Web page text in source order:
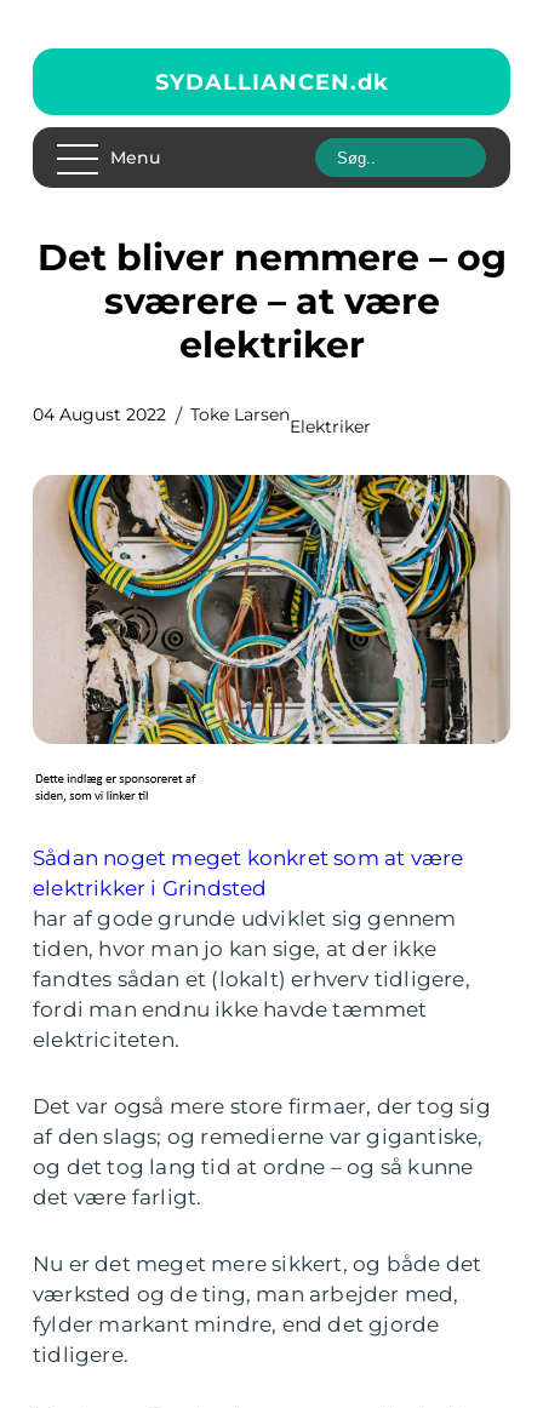
SYDALLIANCEN.dk
Menu
Det bliver nemmere – og
sværere – at være
elektriker
04 August 2022 Toke Larsen
Elektriker
Sådan noget meget konkret som at være
elektrikker i Grindsted
har af gode grunde udviklet sig gennem
tiden, hvor man jo kan sige, at der ikke
fandtes sådan et (lokalt) erhverv tidligere,
fordi man endnu ikke havde tæmmet
elektriciteten.
Det var også mere store firmaer, der tog sig
af den slags; og remedierne var gigantiske,
og det tog lang tid at ordne – og så kunne
det være farligt.
Nu er det meget mere sikkert, og både det
værksted og de ting, man arbejder med,
fylder markant mindre, end det gjorde
tidligere.